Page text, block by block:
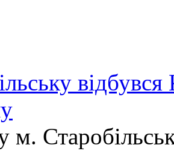
відбувся
м.